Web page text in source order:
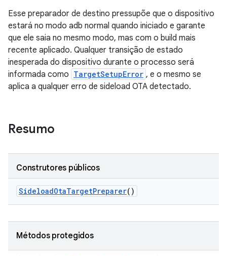
Esse preparador de destino pressupõe que o dispositivo
estará no modo adb normal quando iniciado e garante
que ele saia no mesmo modo, mas com o build mais
recente aplicado. Qualquer transição de estado
inesperada do dispositivo durante o processo será
informada como TargetSetupError , e o mesmo se
aplica a qualquer erro de sideload OTA detectado.
Resumo
Construtores públicos
SideloadOtaTargetPreparer()
Métodos protegidos